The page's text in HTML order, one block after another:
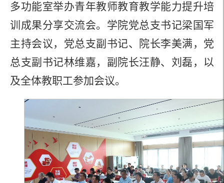
多功能室举办青年教师教育教学能力提升培
训成果分享交流会。学院党总支书记梁国军
主持会议，党总支副书记、院长李美满，党
总支副书记林维嘉，副院长汪静、刘磊，以
及全体教职工参加会议。